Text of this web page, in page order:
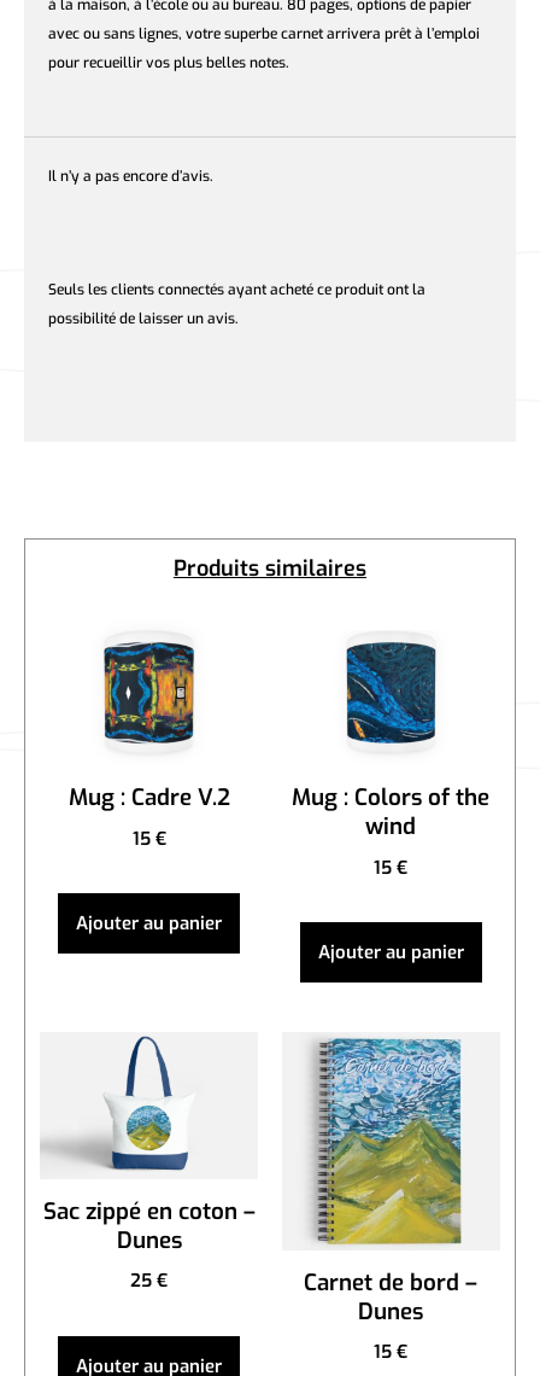
Produits similaires
Mug : Cadre V.2
15 €
Ajouter au panier
Mug : Colors of the
wind
15€
Ajouter au panier
Sac zippé en coton –
Dunes
25€
Ajouter au panier
Carnet de bord –
Dunes
15€
à la maison, à l’école ou au bureau. 80 pages, options de papier
avec ou sans lignes, votre superbe carnet arrivera prêt à l’emploi
pour recueillir vos plus belles notes.
Il n’y a pas encore d’avis.
Seuls les clients connectés ayant acheté ce produit ont la
possibilité de laisser un avis.